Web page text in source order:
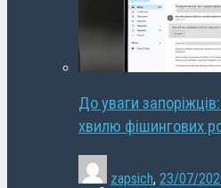
До уваги
хвилю фішингових
zapsich, 23/07/